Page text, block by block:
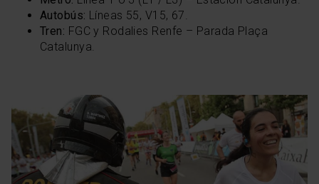
Autobús: Líneas 55, V15, 67.
Tren: FGC y Rodalies Renfe – Parada Plaça
Catalunya.